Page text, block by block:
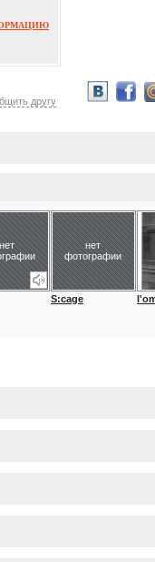
другу
нет
нет
фотографии
S:cage